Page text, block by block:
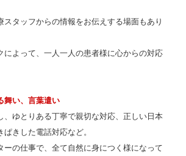
スタッフからの情報をお伝えする場面もあり
によって、一人一人の患者様に心からの対応
舞い、言葉遣い
、ゆとりある丁寧で親切な対応、正しい日本
きした電話対応など。
ーの仕事で、全て自然に身につく様になって